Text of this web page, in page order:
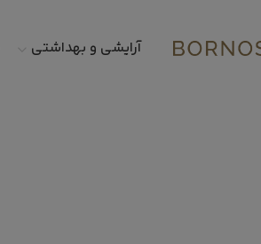
آرایشی و بهداشتی